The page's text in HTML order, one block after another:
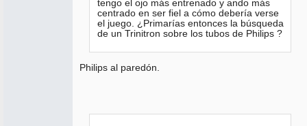
tengo el ojo más entrenado y ando más
centrado en ser fiel a cómo debería verse
el juego. ¿Primarías entonces la búsqueda
de un Trinitron sobre los tubos de Philips ?
Philips al paredón.